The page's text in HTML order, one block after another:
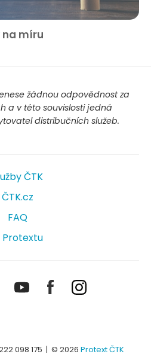
na míru
žádnou odpovědnost za
a v této souvislosti jedná
distribučních služeb.
ČTK
ČTK.cz
FAQ
Protextu
TwitterYoutubeFacebookInstagram
098 175 | © 2026 Protext ČTK